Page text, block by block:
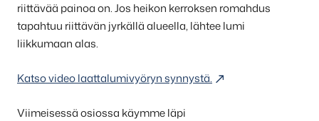
riittävää painoa on. Jos heikon kerroksen romahdus
tapahtuu riittävän jyrkällä alueella, lähtee lumi
liikkumaan alas.
Katso video laattalumivyöryn synnystä.
Viimeisessä osiossa käymme läpi